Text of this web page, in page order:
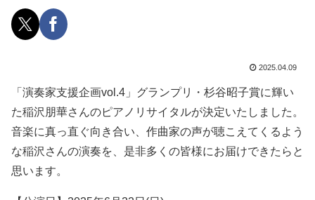
2025.04.09
「演奏家支援企画vol.4」グランプリ・杉谷昭子賞に輝い
た稲沢朋華さんのピアノリサイタルが決定いたしました。
音楽に真っ直ぐ向き合い、作曲家の声が聴こえてくるよう
な稲沢さんの演奏を、是非多くの皆様にお届けできたらと
思います。